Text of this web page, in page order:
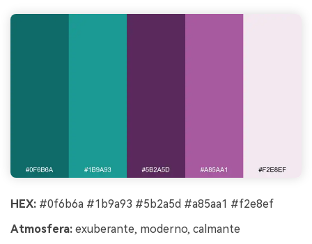
HEX: #0f6b6a #1b9a93 #5b2a5d #a85aa1 #f2e8ef
Atmosfera: exuberante, moderno, calmante